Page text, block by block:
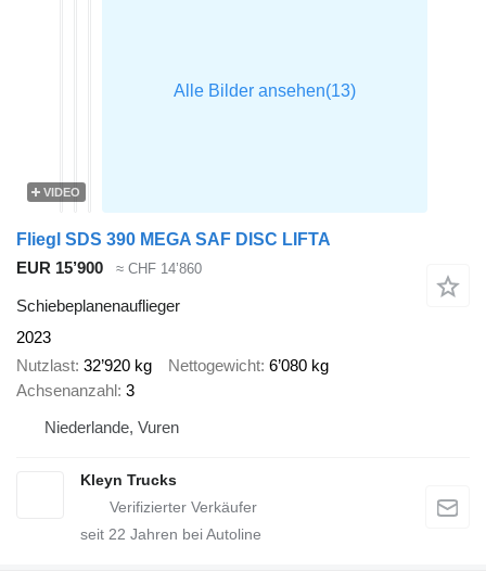
VIDEO
Fliegl SDS 390 MEGA SAF DISC LIFTA
EUR 15’900
≈ CHF 14’860
Schiebeplanenauflieger
2023
Nutzlast 32’920 kg Nettogewicht 6’080 kg
Achsenanzahl 3
Niederlande, Vuren
Kleyn Trucks
seit 22 Jahren bei Autoline